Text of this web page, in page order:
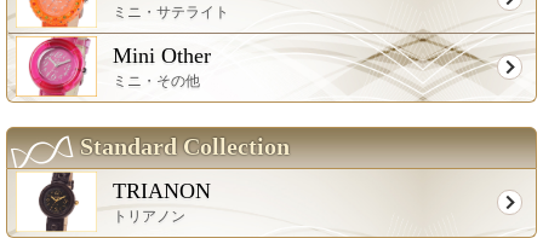
ミニ・サテライト
Mini Other
ミニ・その他
Standard Collection
TRIANON
トリアノン